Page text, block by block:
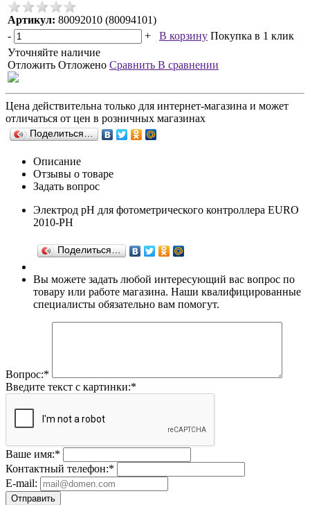
Артикул: 80092010 (80094101)
-
+ В корзину Покупка в 1 клик
Уточняйте наличие
Отложить Отложено Сравнить В сравнении
Цена действительна только для интернет-магазина и может
отличаться от цен в розничных магазинах
Поделиться…
Описание
Отзывы о товаре
Задать вопрос
Электрод рН для фотометрического контроллера EURO
2010-PH
Поделиться…
Вы можете задать любой интересующий вас вопрос по
товару или работе магазина. Наши квалифицированные
специалисты обязательно вам помогут.
Вопрос:*
Введите текст с картинки:*
Ваше имя:*
Контактный телефон:*
E-mail:
Отправить